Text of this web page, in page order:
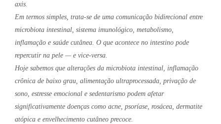
axis.
Em termos simples, trata-se de uma comunicação bidirecional entre
microbiota intestinal, sistema imunológico, metabolismo,
inflamação e saúde cutânea. O que acontece no intestino pode
repercutir na pele — e vice-versa.
Hoje sabemos que alterações da microbiota intestinal, inflamação
crônica de baixo grau, alimentação ultraprocessada, privação de
sono, estresse emocional e sedentarismo podem afetar
significativamente doenças como acne, psoríase, rosácea, dermatite
atópica e envelhecimento cutâneo precoce.